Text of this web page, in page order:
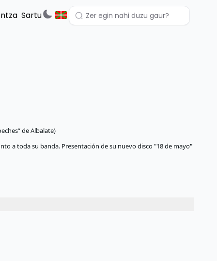
Sartu
de Albalate)
a toda su banda. Presentación de su nuevo disco "18 de mayo"